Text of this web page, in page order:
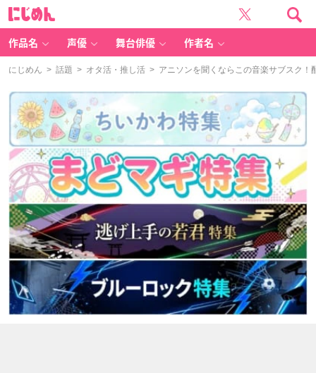
作品名 声優 舞台俳優 作者名
にじめん > 話題 > オタ活・推し活 > アニソンを聞くならこの音楽サブスク！